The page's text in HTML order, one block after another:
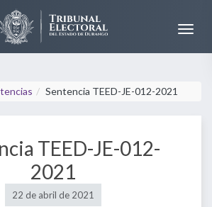
Sentencia TEED-JE-012-2021
TEED-JE-012-
2021
22 de abril de 2021